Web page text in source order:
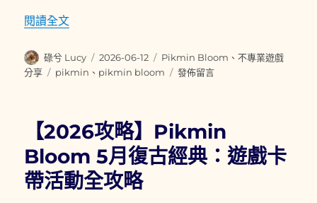
閱讀全文〈【2026攻略】Pikmin Bloom 6月中場盤點：
作
者
碌兮 Lucy
發
佈
2026-06-12
分
類
Pikmin Bloom 、不專業遊戲
分享
標
pikmin 、 pikmin bloom
在
Pikmin
Bloom
6
發佈留言
【2026攻略】Pikmin
Bloom 5月復古經典：遊戲卡
帶活動全攻略